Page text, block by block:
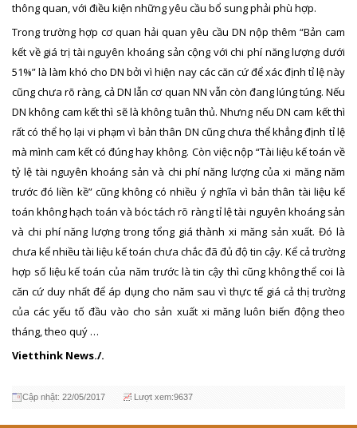
thông quan, với điều kiện những yêu cầu bổ sung phải phù hợp.
Trong trường hợp cơ quan hải quan yêu cầu DN nộp thêm “Bản cam
kết về giá trị tài nguyên khoáng sản cộng với chi phí năng lượng dưới
51%” là làm khó cho DN bởi vì hiện nay các căn cứ để xác định tỉ lệ này
cũng chưa rõ ràng, cả DN lẫn cơ quan NN vẫn còn đang lúng túng. Nếu
DN không cam kết thì sẽ là không tuân thủ. Nhưng nếu DN cam kết thì
rất có thể họ lại vi phạm vì bản thân DN cũng chưa thể khẳng định tỉ lệ
mà mình cam kết có đúng hay không. Còn việc nộp “Tài liệu kế toán về
tỷ lệ tài nguyên khoáng sản và chi phí năng lượng của xi măng năm
trước đó liền kề” cũng không có nhiều ý nghĩa vì bản thân tài liệu kế
toán không hạch toán và bóc tách rõ ràng tỉ lệ tài nguyên khoáng sản
và chi phí năng lượng trong tổng giá thành xi măng sản xuất. Đó là
chưa kể nhiều tài liệu kế toán chưa chắc đã đủ độ tin cậy. Kể cả trường
hợp số liệu kế toán của năm trước là tin cậy thì cũng không thể coi là
căn cứ duy nhất để áp dụng cho năm sau vì thực tế giá cả thị trường
của các yếu tố đầu vào cho sản xuất xi măng luôn biến động theo
tháng, theo quý …
Vietthink News./.
Cập nhật: 22/05/2017 Lượt xem:9637